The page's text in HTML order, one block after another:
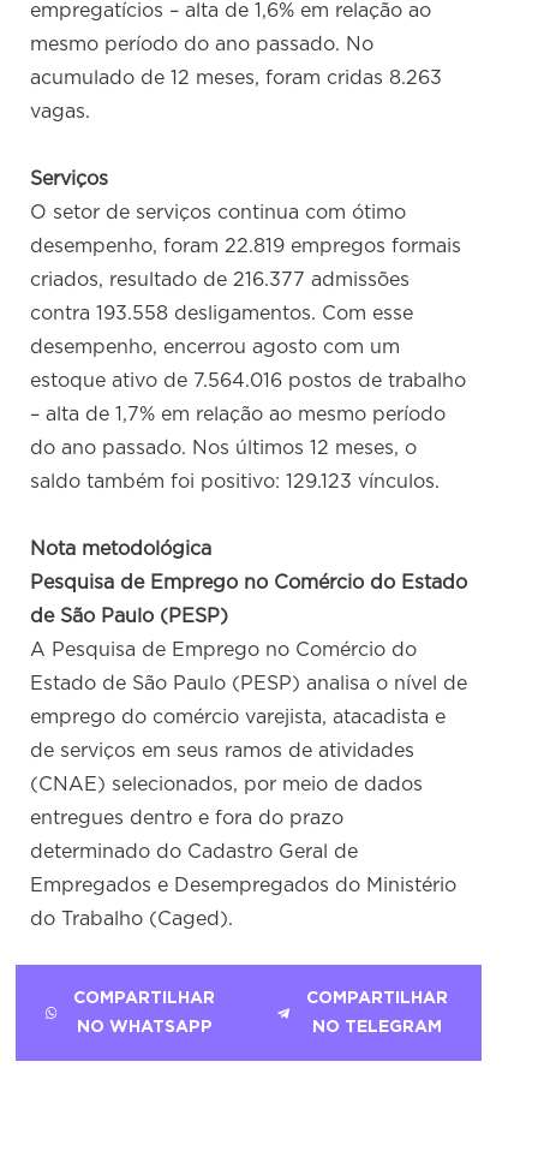
empregatícios – alta de 1,6% em relação ao
mesmo período do ano passado. No
acumulado de 12 meses, foram cridas 8.263
vagas.
Serviços
O setor de serviços continua com ótimo
desempenho, foram 22.819 empregos formais
criados, resultado de 216.377 admissões
contra 193.558 desligamentos. Com esse
desempenho, encerrou agosto com um
estoque ativo de 7.564.016 postos de trabalho
– alta de 1,7% em relação ao mesmo período
do ano passado. Nos últimos 12 meses, o
saldo também foi positivo: 129.123 vínculos.
Nota metodológica
Pesquisa de Emprego no Comércio do Estado
de São Paulo (PESP)
A Pesquisa de Emprego no Comércio do
Estado de São Paulo (PESP) analisa o nível de
emprego do comércio varejista, atacadista e
de serviços em seus ramos de atividades
(CNAE) selecionados, por meio de dados
entregues dentro e fora do prazo
determinado do Cadastro Geral de
Empregados e Desempregados do Ministério
do Trabalho (Caged).
COMPARTILHAR
NO WHATSAPP
COMPARTILHAR
NO TELEGRAM